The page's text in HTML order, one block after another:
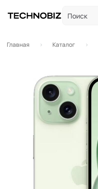
Главная Каталог